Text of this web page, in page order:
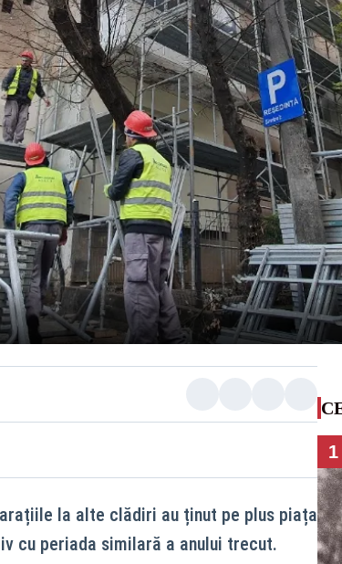
la alte clădiri au ținut pe plus piața
cu periada similară a anului trecut.
1